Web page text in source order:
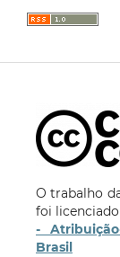
O trabalho
foi
-
Brasil